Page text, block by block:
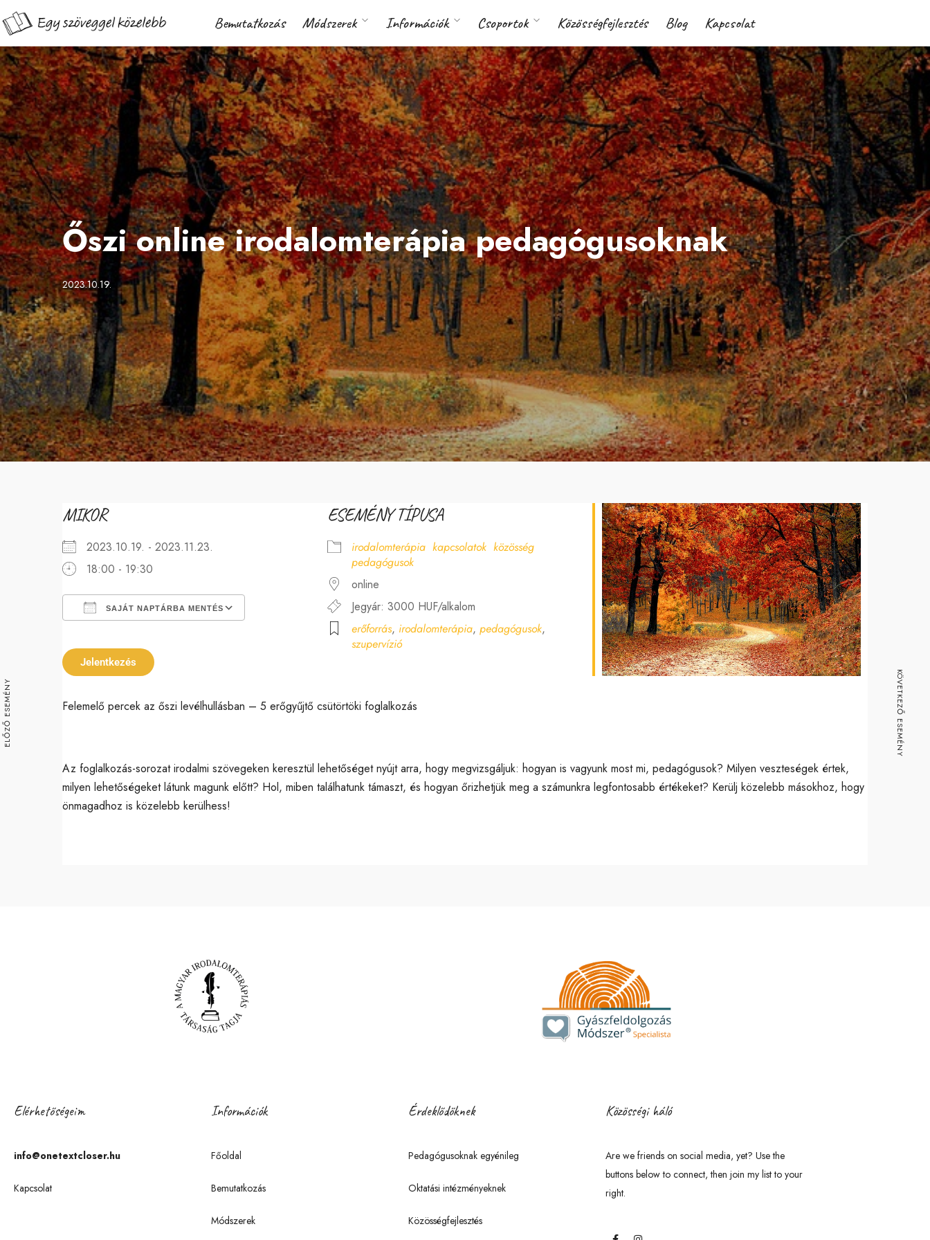
Bemutatkozás Módszerek Információk Csoportok Közösségfejlesztés Blog Kapcsolat
Őszi online irodalomterápia pedagógusoknak
2023.10.19.
MIKOR
2023.10.19. - 2023.11.23.
18:00 - 19:30
SAJÁT NAPTÁRBA MENTÉS
Google Calendar iCalendar Office 365 Outlook Live
Jelentkezés
ESEMÉNY TÍPUSA
irodalomterápia kapcsolatok közösség
pedagógusok
online
Jegyár: 3000 HUF/alkalom
erőforrás, irodalomterápia, pedagógusok,
szupervízió
Felemelő percek az őszi levélhullásban – 5 erőgyűjtő csütörtöki foglalkozás
Az foglalkozás-sorozat irodalmi szövegeken keresztül lehetőséget nyújt arra, hogy megvizsgáljuk: hogyan is vagyunk most mi, pedagógusok? Milyen veszteségek értek,
milyen lehetőségeket látunk magunk előtt? Hol, miben találhatunk támaszt, és hogyan őrizhetjük meg a számunkra legfontosabb értékeket? Kerülj közelebb másokhoz, hogy
önmagadhoz is közelebb kerülhess!
ELŐZŐ ESEMÉNY KÖVETKEZŐ ESEMÉNY
Elérhetőségeim
info@onetextcloser.hu
Kapcsolat
Információk
Főoldal
Bemutatkozás
Módszerek
Érdeklődőknek
Pedagógusoknak egyénileg
Oktatási intézményeknek
Közösségfejlesztés
Közösségi háló
Are we friends on social media, yet? Use the
buttons below to connect, then join my list to your
right.